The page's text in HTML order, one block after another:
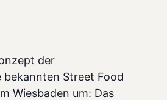
der
bekannten Street Food
Wiesbaden um: Das